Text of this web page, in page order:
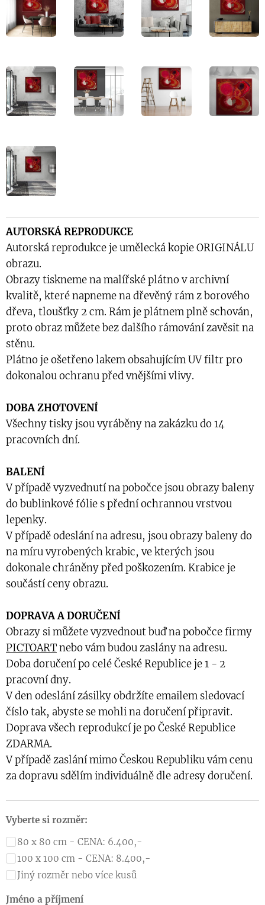
AUTORSKÁ REPRODUKCE
Autorská reprodukce je umělecká kopie ORIGINÁLU
obrazu.
Obrazy tiskneme na malířské plátno v archivní
kvalitě, které napneme na dřevěný rám z borového
dřeva, tloušťky 2 cm. Rám je plátnem plně schován,
proto obraz můžete bez dalšího rámování zavěsit na
stěnu.
Plátno je ošetřeno lakem obsahujícím UV filtr pro
dokonalou ochranu před vnějšími vlivy.
DOBA ZHOTOVENÍ
Všechny tisky jsou vyráběny na zakázku do 14
pracovních dní.
BALENÍ
V případě vyzvednutí na pobočce jsou obrazy baleny
do bublinkové fólie s přední ochrannou vrstvou
lepenky.
V případě odeslání na adresu, jsou obrazy baleny do
na míru vyrobených krabic, ve kterých jsou
dokonale chráněny před poškozením. Krabice je
součástí ceny obrazu.
DOPRAVA A DORUČENÍ
Obrazy si můžete vyzvednout buď na pobočce firmy
PICTOARTnebo vám budou zaslány na adresu.
Doba doručení po celé České Republice je 1 - 2
pracovní dny.
V den odeslání zásilky obdržíte emailem sledovací
číslo tak, abyste se mohli na doručení připravit.
Doprava všech reprodukcí je po České Republice
ZDARMA.
V případě zaslání mimo Českou Republiku vám cenu
za dopravu sdělím individuálně dle adresy doručení.
Vyberte si rozměr:
80 x 80 cm - CENA: 6.400,-
100 x 100 cm - CENA: 8.400,-
Jiný rozměr nebo více kusů
Jméno a příjmení